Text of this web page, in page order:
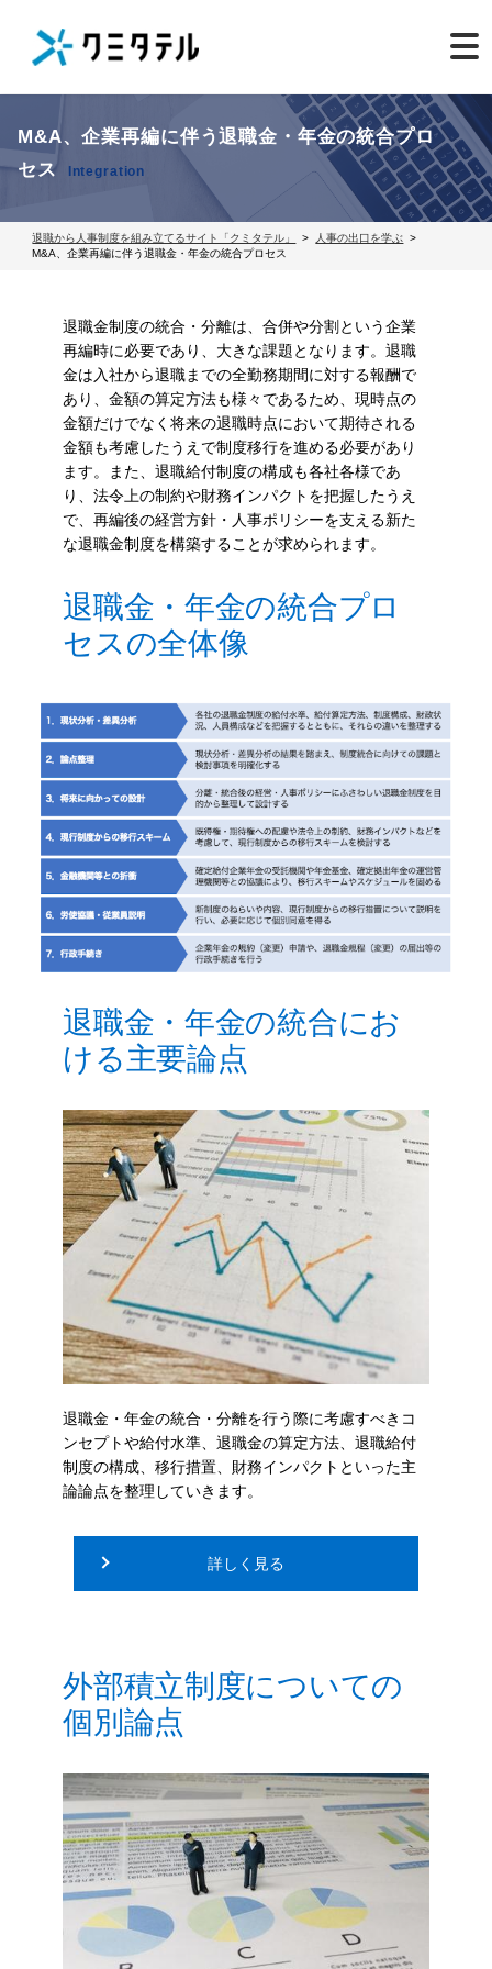
M&A、企業再編に伴う退職金・年金の統合プロ
セス
Integration
退職から人事制度を組み立てるサイト「クミタテル」
人事の出口を学ぶ
M&A、企業再編に伴う退職金・年金の統合プロセス
退職金制度の統合・分離は、合併や分割という企業
再編時に必要であり、大きな課題となります。退職
金は入社から退職までの全勤務期間に対する報酬で
あり、金額の算定方法も様々であるため、現時点の
金額だけでなく将来の退職時点において期待される
金額も考慮したうえで制度移行を進める必要があり
ます。また、退職給付制度の構成も各社各様であ
り、法令上の制約や財務インパクトを把握したうえ
で、再編後の経営方針・人事ポリシーを支える新た
な退職金制度を構築することが求められます。
退職金・年金の統合プロ
セスの全体像
退職金・年金の統合にお
ける主要論点
退職金・年金の統合・分離を行う際に考慮すべきコ
ンセプトや給付水準、退職金の算定方法、退職給付
制度の構成、移行措置、財務インパクトといった主
論論点を整理していきます。
詳しく見る
外部積立制度についての
個別論点